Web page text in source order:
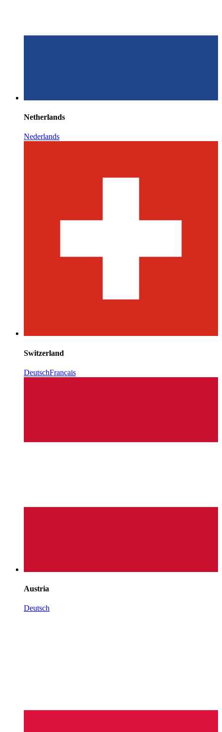
Netherlands
Nederlands
Switzerland
DeutschFrançais
Austria
Deutsch